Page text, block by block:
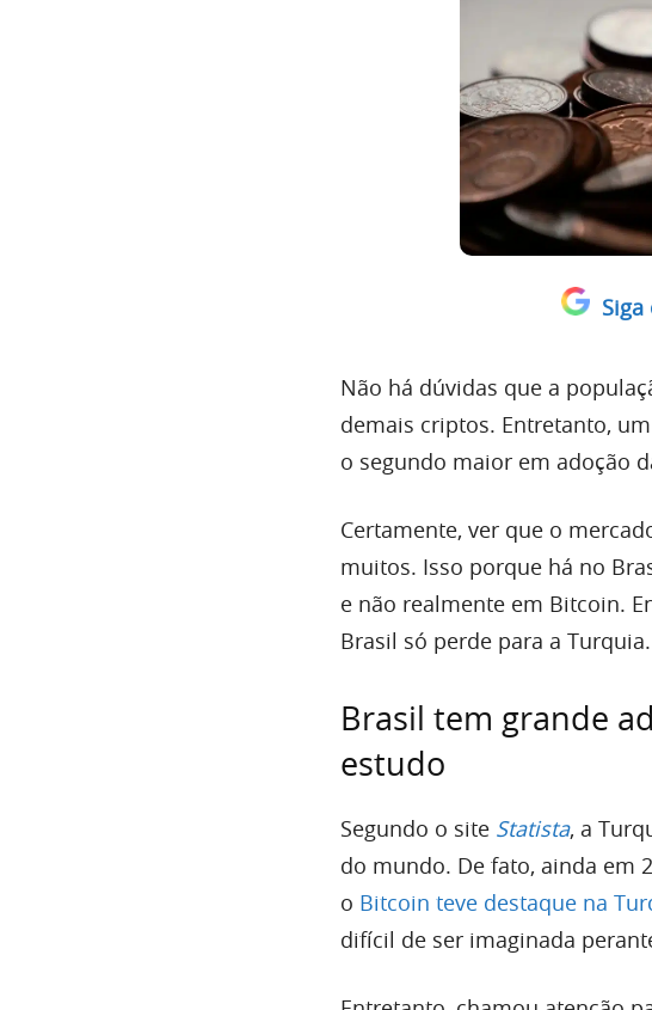
Não há dúvidas que a
demais criptos. Entretanto,
o segundo maior em adoção
Certamente, ver que o
muitos. Isso porque há no
e não realmente em Bitcoin.
Brasil só perde para a Turquia.
Brasil tem grande
estudo
Segundo o site Statista, a
do mundo. De fato, ainda em
o Bitcoin teve destaque na
difícil de ser imaginada